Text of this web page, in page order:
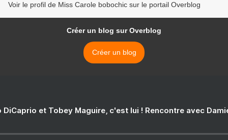
Voir le profil de Miss Carole bobochic sur le portail Overblog
Créer un blog sur Overblog
Créer un blog
DiCaprio et Tobey Maguire, c'est lui ! Rencontre avec